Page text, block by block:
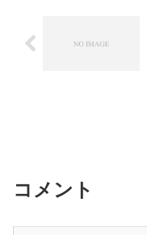
コメント